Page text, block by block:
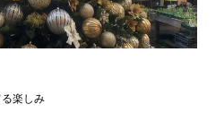
楽しみ